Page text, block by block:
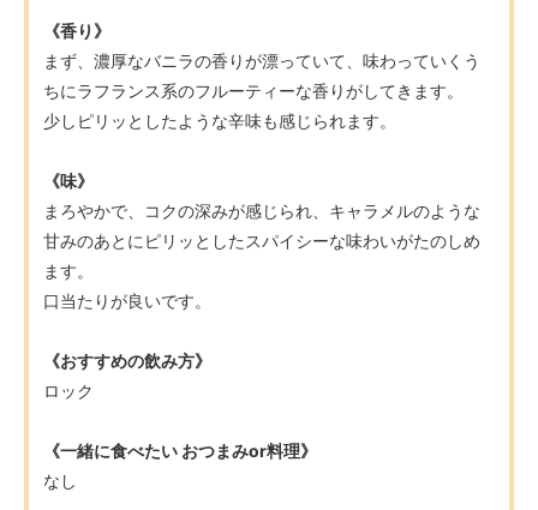
《香り》
まず、濃厚なバニラの香りが漂っていて、味わっていくう
ちにラフランス系のフルーティーな香りがしてきます。
少しピリッとしたような辛味も感じられます。
《味》
まろやかで、コクの深みが感じられ、キャラメルのような
甘みのあとにピリッとしたスパイシーな味わいがたのしめ
ます。
口当たりが良いです。
《おすすめの飲み方》
ロック
《一緒に食べたい おつまみor料理》
なし